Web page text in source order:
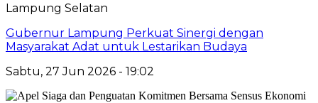
Lampung Selatan
Gubernur Lampung Perkuat Sinergi dengan
Masyarakat Adat untuk Lestarikan Budaya
Sabtu, 27 Jun 2026 - 19:02